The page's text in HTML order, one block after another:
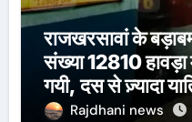
राजखरसावां के
संख्या 12810 हावड़ा
गयी, दस से ज़्यादा
खबर।सरायकेला के
Rajdhani news